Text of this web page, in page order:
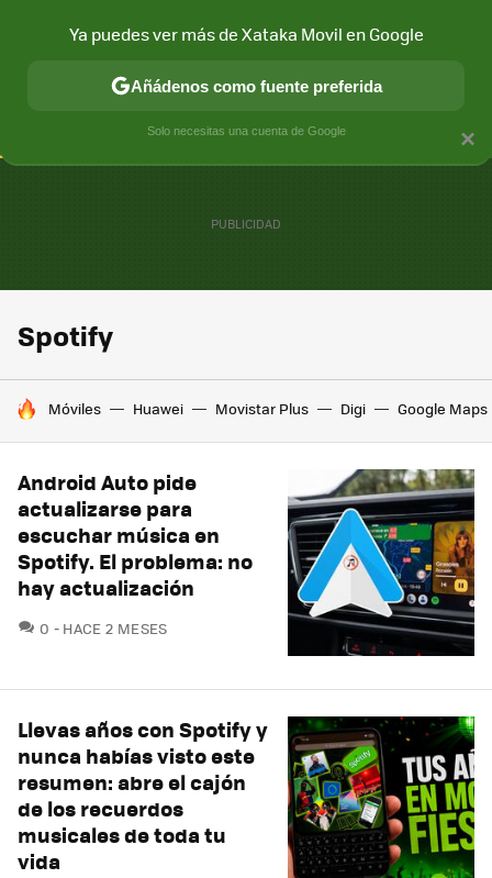
CONECTIVIDAD MÓVIL Y SOCIEDAD APLICACIONES
Spotify
HOY SE HABLA DE
Móviles Huawei Movistar Plus Digi Google Maps
Android Auto pide
actualizarse para
escuchar música en
Spotify. El problema: no
hay actualización
0 COMENTARIOS
HACE 2 MESES
Llevas años con Spotify y
nunca habías visto este
resumen: abre el cajón
de los recuerdos
musicales de toda tu
vida
×
Ya puedes ver más de Xataka Movil en Google
Añádenos como fuente preferida
Solo necesitas una cuenta de Google